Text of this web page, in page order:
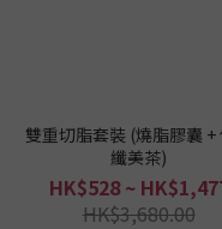
雙重切脂套裝 (燒脂膠囊 +
纖美茶)
HK$528 ~
HK$3,680.00